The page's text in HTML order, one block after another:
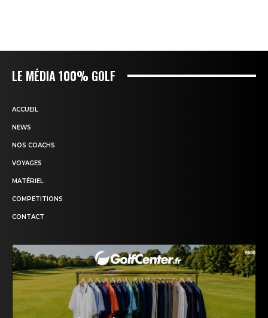
LE MÉDIA 100% GOLF
ACCUEIL
NEWS
NOS COACHS
VOYAGES
MATÉRIEL
COMPETITIONS
CONTACT